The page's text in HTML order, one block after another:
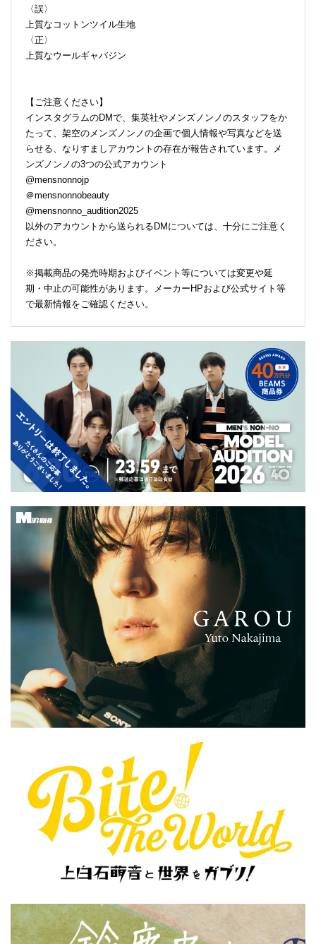
〈誤〉
上質なコットンツイル生地
〈正〉
上質なウールギャバジン
【ご注意ください】
インスタグラムのDMで、集英社やメンズノンノのスタッフをか
たって、架空のメンズノンノの企画で個人情報や写真などを送
らせる、なりすましアカウントの存在が報告されています。メ
ンズノンノの3つの公式アカウント
@mensnonnojp
＠mensnonnobeauty
@mensnonno_audition2025
以外のアカウントから送られるDMについては、十分にご注意く
ださい。
※掲載商品の発売時期およびイベント等については変更や延
期・中止の可能性があります。メーカーHPおよび公式サイト等
で最新情報をご確認ください。